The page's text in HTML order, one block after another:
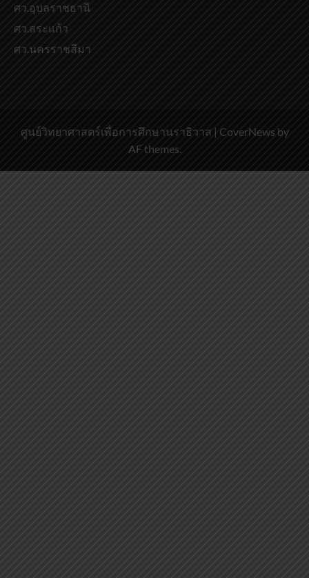
ศว.อุบลราชธานี
ศว.สระแก้ว
ศว.นครราชสีมา
ศูนย์วิทยาศาสตร์เพื่อการศึกษานราธิวาส | CoverNews by
AF themes.